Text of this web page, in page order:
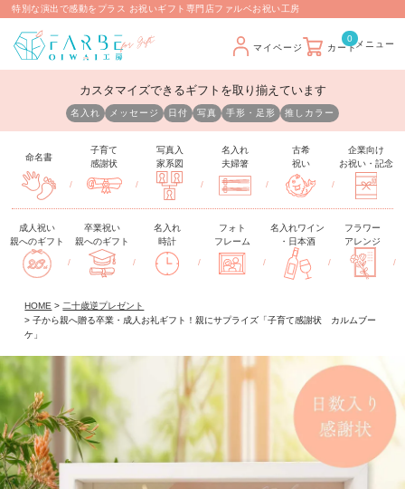
特別な演出で感動をプラス お祝いギフト専門店ファルベお祝い工房
マイページ
0
カート
カスタマイズできるギフトを取り揃えています
名入れ メッセージ 日付 写真 手形・足形 推しカラー
命名書
/
子育て
感謝状
/
写真入
家系図
/
名入れ
夫婦箸
/
古希
祝い
/
企業向け
お祝い・記念
成人祝い
親へのギフト
/
卒業祝い
親へのギフト
/
名入れ
時計
/
フォト
フレーム
/
名入れワイン
・日本酒
/
フラワー
アレンジ
/
HOME
二十歳逆プレゼント
子から親へ贈る卒業・成人お礼ギフト！親にサプライズ「子育て感謝状 カルムブー
ケ」